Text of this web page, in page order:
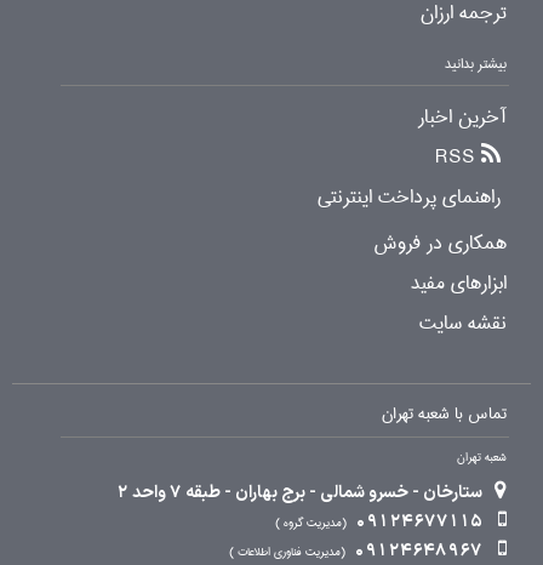
ترجمه ارزان
بیشتر بدانید
آخرین اخبار
RSS
راهنمای پرداخت اینترنتی
همکاری در فروش
ابزارهای مفید
نقشه سایت
تماس با شعبه تهران
شعبه تهران
ستارخان - خسرو شمالی - برج بهاران - طبقه 7 واحد 2
09124677115
مدیریت گروه
09124648967 مدیریت فناوری اطلاعات